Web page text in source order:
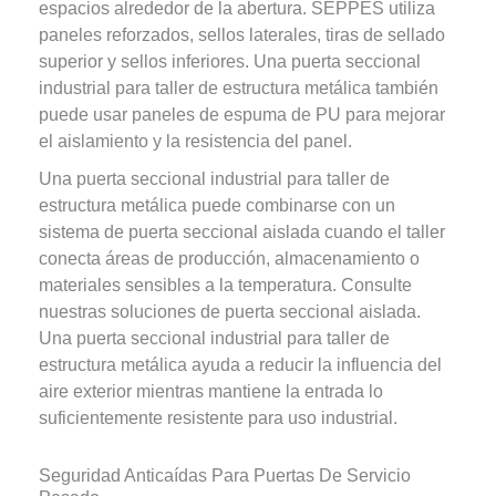
espacios alrededor de la abertura. SEPPES utiliza
paneles reforzados, sellos laterales, tiras de sellado
superior y sellos inferiores. Una puerta seccional
industrial para taller de estructura metálica también
puede usar paneles de espuma de PU para mejorar
el aislamiento y la resistencia del panel.
Una puerta seccional industrial para taller de
estructura metálica puede combinarse con un
sistema de puerta seccional aislada cuando el taller
conecta áreas de producción, almacenamiento o
materiales sensibles a la temperatura. Consulte
nuestras soluciones de puerta seccional aislada.
Una puerta seccional industrial para taller de
estructura metálica ayuda a reducir la influencia del
aire exterior mientras mantiene la entrada lo
suficientemente resistente para uso industrial.
Seguridad Anticaídas Para Puertas De Servicio